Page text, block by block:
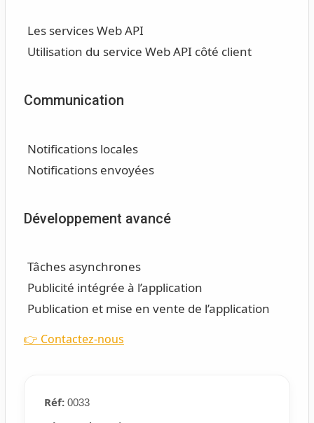
Les services Web API
Utilisation du service Web API côté client
Communication
Notifications locales
Notifications envoyées
Développement avancé
Tâches asynchrones
Publicité intégrée à l’application
Publication et mise en vente de l’application
👉 Contactez-nous
Réf:0033